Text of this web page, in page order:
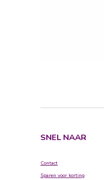
SNEL NAAR
Contact
Sparen voor korting